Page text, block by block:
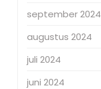
september 2024
augustus 2024
juli 2024
juni 2024